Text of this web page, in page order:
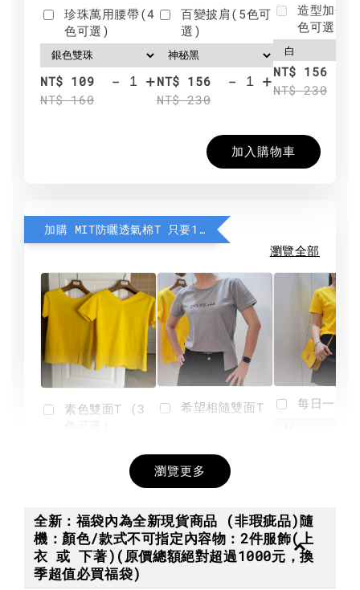
珍珠萬用腰帶(4
色可選)
NT$ 109
NT$ 160
- +
百變披肩(5色可
選)
NT$ 156
NT$ 230
- +
造型加分
色可選)
NT$ 156
NT$ 230
加入購物車
加購 MIT防曬透氣棉T 只要190元
瀏覽全部
素色雙面T (3
+
希望相隨雙面T
NT$ 190
-
每日一笑
加入購物車
瀏覽更多
全新：福袋內為全新現貨商品 (非瑕疵品)隨
機：顏色/款式不可指定內容物：2件服飾(上
衣 或 下著)(原價總額絕對超過1000元，換
季超值必買福袋)